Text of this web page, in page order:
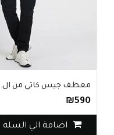
معطف جيس كاتي من ال..
₪590
اضافة الي السلة